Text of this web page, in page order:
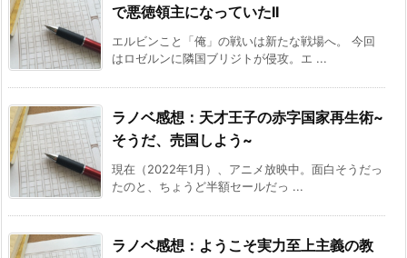
で悪徳領主になっていたII
エルビンこと「俺」の戦いは新たな戦場へ。 今回
はロゼルンに隣国ブリジトが侵攻。エ ...
ラノベ感想：天才王子の赤字国家再生術~
そうだ、売国しよう~
現在（2022年1月）、アニメ放映中。面白そうだっ
たのと、ちょうど半額セールだっ ...
ラノベ感想：ようこそ実力至上主義の教